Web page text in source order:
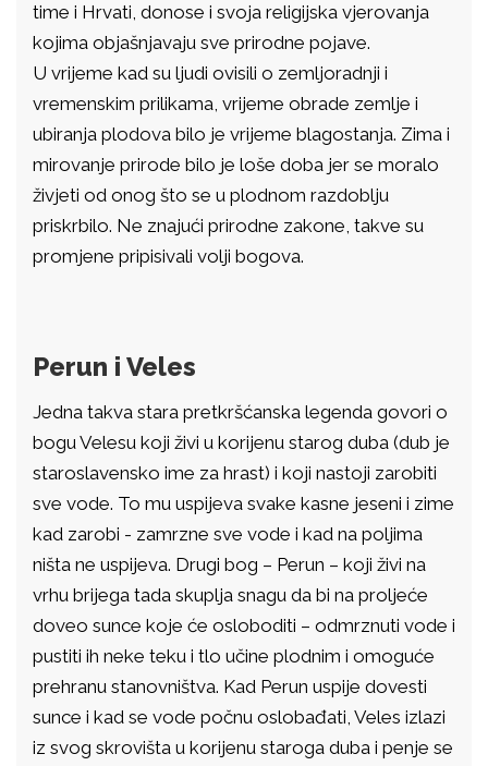
time i Hrvati, donose i svoja religijska vjerovanja
kojima objašnjavaju sve prirodne pojave.
U vrijeme kad su ljudi ovisili o zemljoradnji i
vremenskim prilikama, vrijeme obrade zemlje i
ubiranja plodova bilo je vrijeme blagostanja. Zima i
mirovanje prirode bilo je loše doba jer se moralo
živjeti od onog što se u plodnom razdoblju
priskrbilo. Ne znajući prirodne zakone, takve su
promjene pripisivali volji bogova.
Perun i Veles
Jedna takva stara pretkršćanska legenda govori o
bogu Velesu koji živi u korijenu starog duba (dub je
staroslavensko ime za hrast) i koji nastoji zarobiti
sve vode. To mu uspijeva svake kasne jeseni i zime
kad zarobi - zamrzne sve vode i kad na poljima
ništa ne uspijeva. Drugi bog – Perun – koji živi na
vrhu brijega tada skuplja snagu da bi na proljeće
doveo sunce koje će osloboditi – odmrznuti vode i
pustiti ih neke teku i tlo učine plodnim i omoguće
prehranu stanovništva. Kad Perun uspije dovesti
sunce i kad se vode počnu oslobađati, Veles izlazi
iz svog skrovišta u korijenu staroga duba i penje se